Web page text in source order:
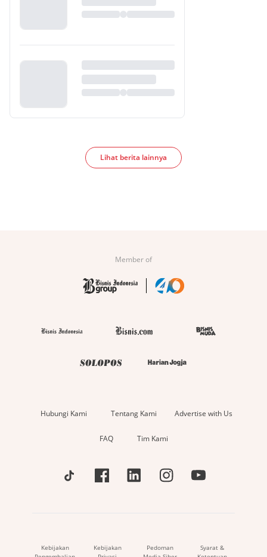
Lihat berita lainnya
Member of
Hubungi Kami Tentang Kami Advertise with Us
FAQ Tim Kami
Kebijakan
Kebijakan
Pedoman
Syarat &